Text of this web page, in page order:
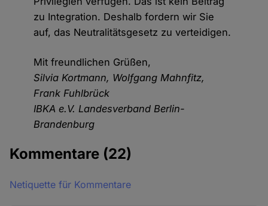
zu Integration. Deshalb fordern wir Sie
auf, das Neutralitätsgesetz zu verteidigen.
Mit freundlichen Grüßen,
Silvia Kortmann, Wolfgang Mahnfitz,
Frank Fuhlbrück
IBKA e.V. Landesverband Berlin-
Brandenburg
Kommentare (22)
Netiquette für Kommentare